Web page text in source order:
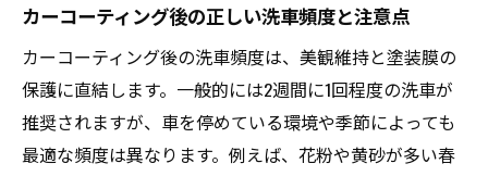
カーコーティング後の正しい洗車頻度と注意点
カーコーティング後の洗車頻度は、美観維持と塗装膜の
保護に直結します。一般的には2週間に1回程度の洗車が
推奨されますが、車を停めている環境や季節によっても
最適な頻度は異なります。例えば、花粉や黄砂が多い春